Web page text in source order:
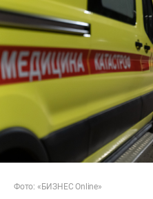
Фото: «БИЗНЕС Online»